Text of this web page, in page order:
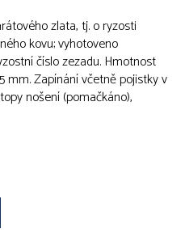
zlata, tj. o ryzosti
kovu; vyhotoveno
číslo zezadu. Hmotnost
mm. Zapínání včetně pojistky v
nošení (pomačkáno),